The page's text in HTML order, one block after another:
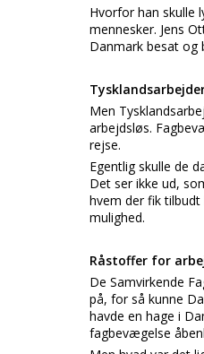
Hvorfor han skulle
mennesker. Jens
Danmark besat og
Men
arbejdsløs.
rejse.
Egentlig skulle de
Det ser ikke ud,
hvem der fik
mulighed.
Råstoffer for
De Samvirkende
på, for så kunne
havde en hage i
fagbevægelse